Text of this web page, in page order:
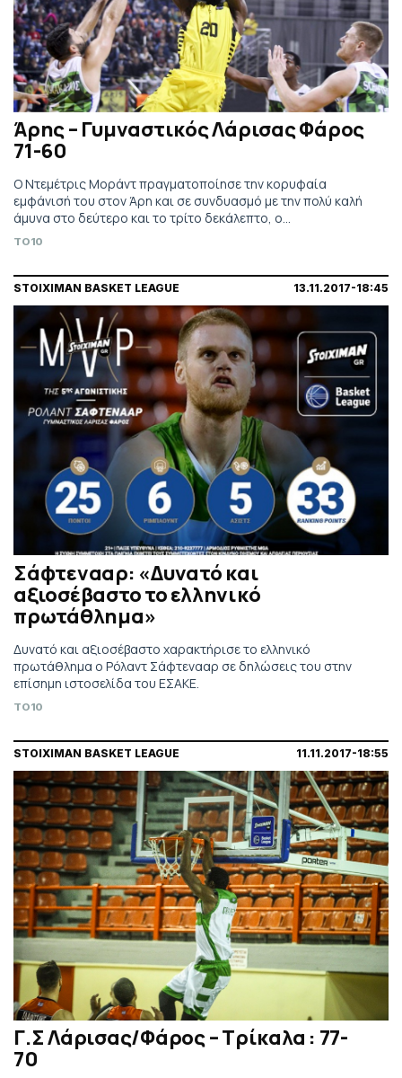
Άρης – Γυμναστικός Λάρισας Φάρος
71-60
Ο Ντεμέτρις Μοράντ πραγματοποίησε την κορυφαία
εμφάνισή του στον Άρη και σε συνδυασμό με την πολύ καλή
άμυνα στο δεύτερο και το τρίτο δεκάλεπτο, ο
«αυτοκράτορας» έφτασε στη νίκη.
TO10
STOIXIMAN BASKET LEAGUE 13.11.2017-18:45
Σάφτενααρ: «Δυνατό και
αξιοσέβαστο το ελληνικό
πρωτάθλημα»
Δυνατό και αξιοσέβαστο χαρακτήρισε το ελληνικό
πρωτάθλημα ο Ρόλαντ Σάφτενααρ σε δηλώσεις του στην
επίσημη ιστοσελίδα του ΕΣΑΚΕ.
TO10
STOIXIMAN BASKET LEAGUE 11.11.2017-18:55
Γ.Σ Λάρισας/Φάρος – Τρίκαλα : 77-
70